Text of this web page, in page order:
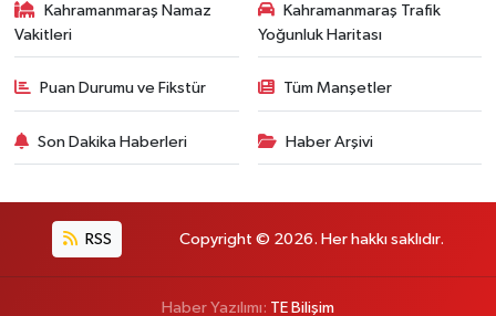
Kahramanmaraş Namaz
Vakitleri
Kahramanmaraş Trafik
Yoğunluk Haritası
Puan Durumu ve Fikstür Tüm Manşetler
Son Dakika Haberleri Haber Arşivi
RSS Copyright © 2026. Her hakkı saklıdır.
Haber Yazılımı: TE Bilişim